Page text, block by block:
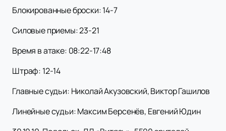
Блокированные броски: 14-7
Силовые приемы: 23-21
Время в атаке: 08:22-17:48
Штраф: 12-14
Главные судьи: Николай Акузовский, Виктор Гашилов
Линейные судьи: Максим Берсенёв, Евгений Юдин